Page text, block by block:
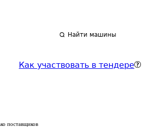
Найти машины
Как участвовать в тендере
поставщиков